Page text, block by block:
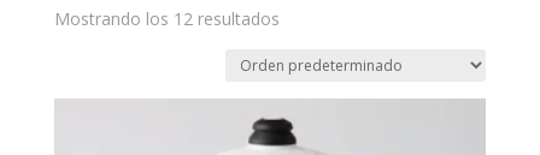
Mostrando los 12 resultados